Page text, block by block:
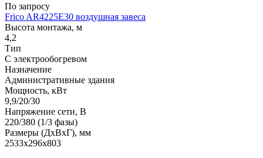
По запросу
Frico AR4225E30 воздушная завеса
Высота монтажа, м
4,2
Тип
С электрообогревом
Назначение
Административные здания
Мощность, кВт
9,9/20/30
Напряжение сети, В
220/380 (1/3 фазы)
Размеры (ДхВхГ), мм
2533x296x803